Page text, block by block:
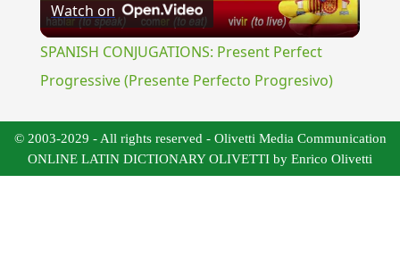
Video
Watch on
SPANISH CONJUGATIONS: Present Perfect
Progressive (Presente Perfecto Progresivo)
© 2003-2029 - All rights reserved - Olivetti Media Communication
ONLINE LATIN DICTIONARY OLIVETTI by Enrico Olivetti